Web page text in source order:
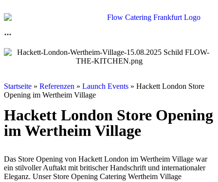
Startseite » Referenzen » Launch Events » Hackett London Store
Opening im Wertheim Village
Hackett London Store Opening
im Wertheim Village
Das Store Opening von Hackett London im Wertheim Village war
ein stilvoller Auftakt mit britischer Handschrift und internationaler
Eleganz. Unser Store Opening Catering Wertheim Village